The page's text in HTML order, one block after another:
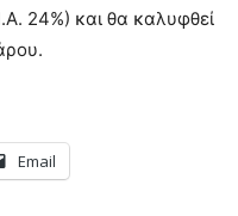
24%) και θα καλυφθεί
Email